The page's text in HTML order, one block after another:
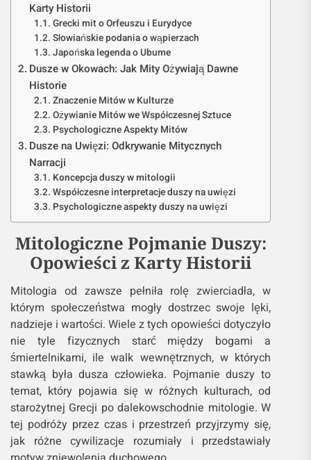
Karty Historii
Grecki mit o Orfeuszu i Eurydyce
Słowiańskie podania o wąpierzach
Japońska legenda o Ubume
Dusze w Okowach: Jak Mity Ożywiają Dawne
Historie
Znaczenie Mitów w Kulturze
Ożywianie Mitów we Współczesnej Sztuce
Psychologiczne Aspekty Mitów
Dusze na Uwięzi: Odkrywanie Mitycznych
Narracji
Koncepcja duszy w mitologii
Współczesne interpretacje duszy na uwięzi
Psychologiczne aspekty duszy na uwięzi
Mitologiczne Pojmanie Duszy:
Opowieści z Karty Historii
Mitologia od zawsze pełniła rolę zwierciadła, w
którym społeczeństwa mogły dostrzec swoje lęki,
nadzieje i wartości. Wiele z tych opowieści dotyczyło
nie tyle fizycznych starć między bogami a
śmiertelnikami, ile walk wewnętrznych, w których
stawką była dusza człowieka. Pojmanie duszy to
temat, który pojawia się w różnych kulturach, od
starożytnej Grecji po dalekowschodnie mitologie. W
tej podróży przez czas i przestrzeń przyjrzymy się,
jak różne cywilizacje rozumiały i przedstawiały